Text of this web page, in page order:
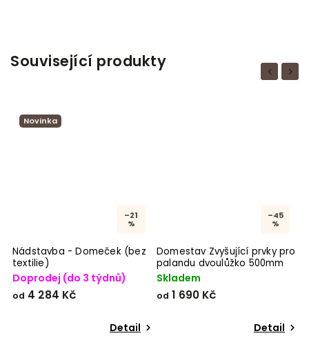
Související produkty Previous
Novinka
–21
%
Nádstavba - Domeček (bez
textilie)
Doprodej (do 3 týdnů)
od 4 284 Kč
Detail
–45
%
Domestav Zvyšující prvky pro
palandu dvoulůžko 500mm
Skladem
od 1 690 Kč
Detail
Next